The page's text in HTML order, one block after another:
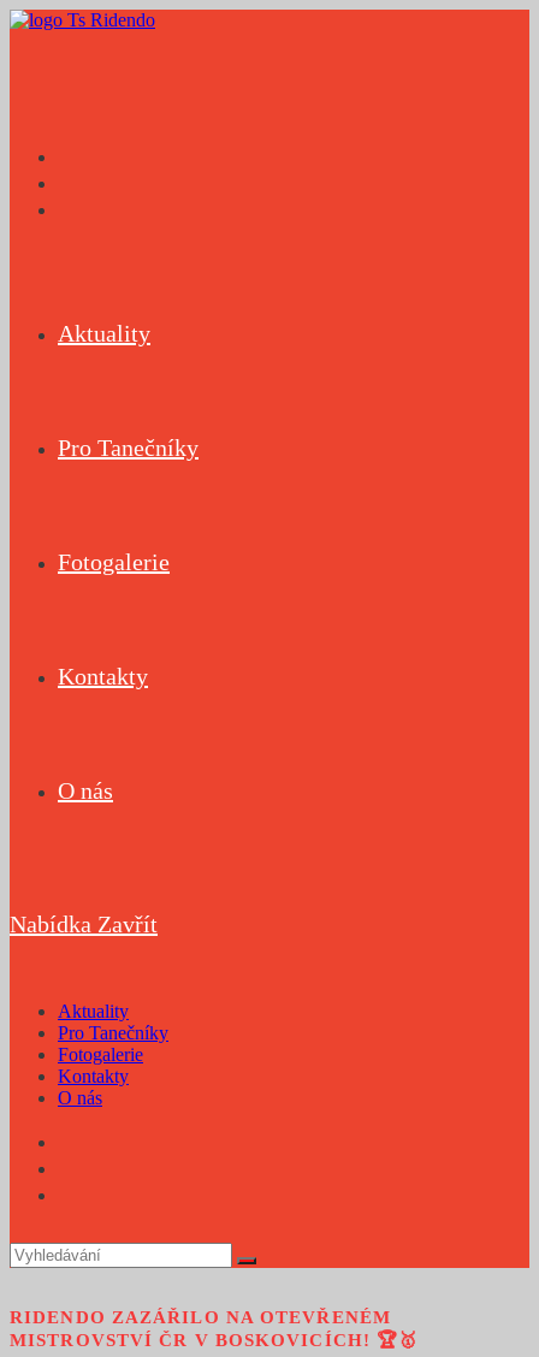
Přejít
Aktuality
Pro Tanečníky
Fotogalerie
Kontakty
O nás
Nabídka Zavřít
Aktuality
Pro Tanečníky
Fotogalerie
Kontakty
O nás
RIDENDO ZAZÁŘILO NA OTEVŘENÉM
MISTROVSTVÍ ČR V BOSKOVICÍCH! 🏆🥇